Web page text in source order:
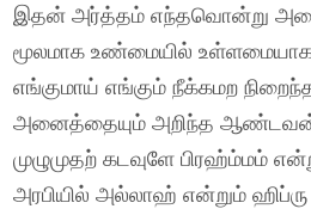
இதன் அர்த்தம் எந்தவொன்று
மூலமாக உண்மையில்
எங்குமாய் எங்கும் நீக்கமற
அனைத்தையும் அறிந்த
முழுமுதற் கடவுளே பிரஹ்ம்மம்
அரபியில் அல்லாஹ் என்றும்